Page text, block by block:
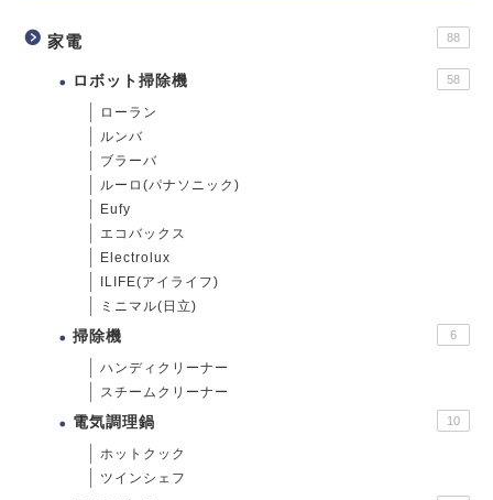
家電 88
ロボット掃除機 58
ローラン
ルンバ
ブラーバ
ルーロ(パナソニック)
Eufy
エコバックス
Electrolux
ILIFE(アイライフ)
ミニマル(日立)
掃除機 6
ハンディクリーナー
スチームクリーナー
電気調理鍋 10
ホットクック
ツインシェフ